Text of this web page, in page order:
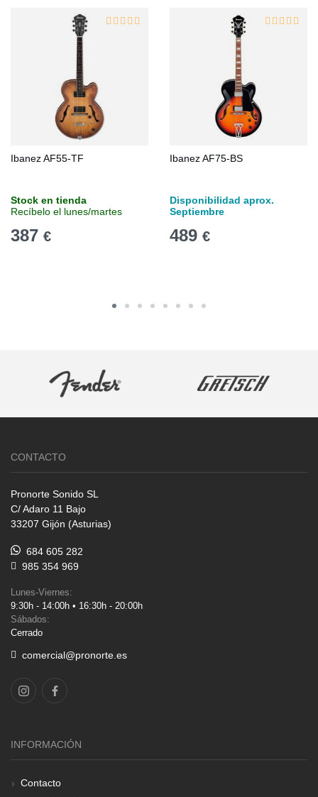
Ibanez AF55-TF
Stock en tienda
Recíbelo el lunes/martes
387 €
Ibanez AF75-BS
Disponibilidad aprox.
Septiembre
489 €
CONTACTO
Pronorte Sonido SL
C/ Adaro 11 Bajo
33207 Gijón (Asturias)
684 605 282
985 354 969
Lunes-Viernes:
9:30h - 14:00h • 16:30h - 20:00h
Sábados:
Cerrado
comercial@pronorte.es
INFORMACIÓN
Contacto